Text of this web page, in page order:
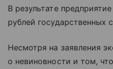
В результате
рублей государственных
Несмотря на заявления
о невиновности и том,